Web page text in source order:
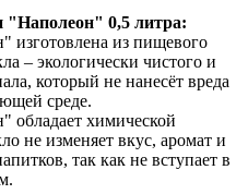
0,5 литра:
изготовлена из пищевого
– экологически чистого и
который не нанесёт вреда
среде.
обладает химической
не изменяет вкус, аромат и
так как не вступает в